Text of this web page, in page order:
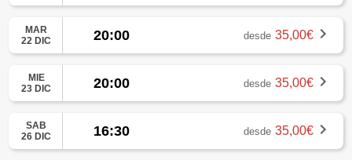
MAR
22 DIC
20:00 desde 35,00€
MIE
23 DIC
20:00 desde 35,00€
SAB
26 DIC
16:30 desde 35,00€